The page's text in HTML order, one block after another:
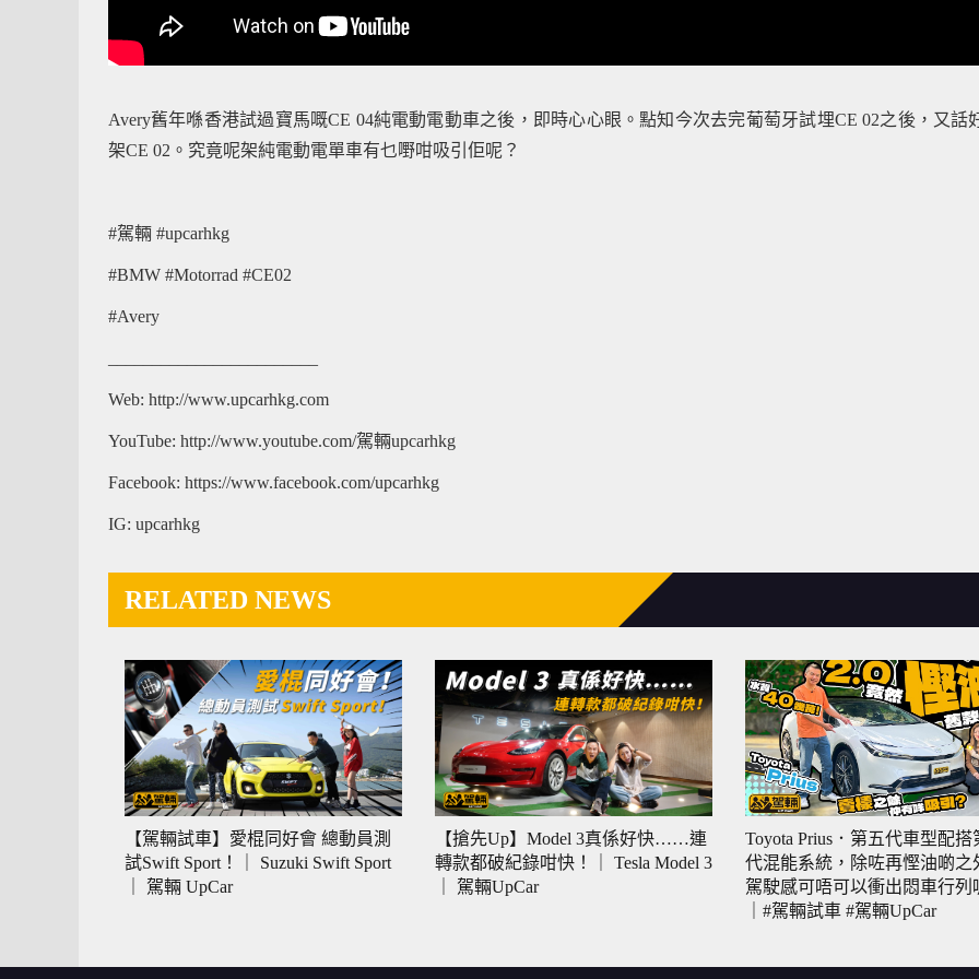
Avery舊年喺香港試過寶馬嘅CE 04純電動電動車之後，即時心心眼。點知今次去完葡萄牙試埋CE 02之後，又話
架CE 02。究竟呢架純電動電單車有乜嘢咁吸引佢呢？
#駕輛 #upcarhkg
#BMW #Motorrad #CE02
#Avery
Web: http://www.upcarhkg.com
YouTube: http://www.youtube.com/駕輛upcarhkg
Facebook: https://www.facebook.com/upcarhkg
IG: upcarhkg
RELATED NEWS
【駕輛試車】愛棍同好會 總動員測
試Swift Sport！｜ Suzuki Swift Sport
｜ 駕輛 UpCar
【搶先Up】Model 3真係好快……連
轉款都破紀錄咁快！｜ Tesla Model 3
｜ 駕輛UpCar
Toyota Prius．第五代車型配搭
代混能系統，除咗再慳油啲之
駕駛感可唔可以衝出悶車行列
｜#駕輛試車 #駕輛UpCar